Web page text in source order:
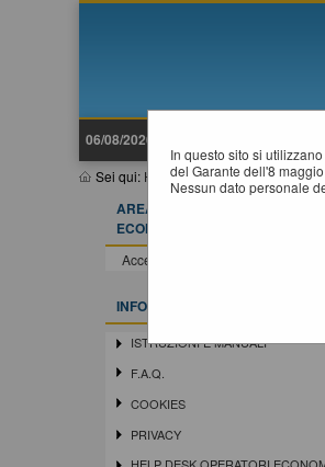
06/08/2026 17:49
Sei qui: Home»Mappa del sito
In questo sito si
del Garante dell'8
Nessun dato personale
AREA RISERVATA OPERATORE
ECONOMICO
Accedi - Registrati
INFORMAZIONI
ISTRUZIONI E MANUALI
F.A.Q.
COOKIES
PRIVACY